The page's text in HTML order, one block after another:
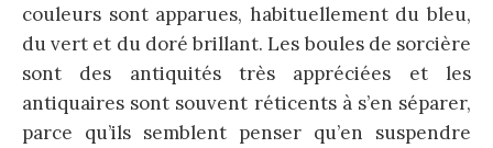
couleurs sont apparues, habituellement du bleu,
du vert et du doré brillant. Les boules de sorcière
sont des antiquités très appréciées et les
antiquaires sont souvent réticents à s’en séparer,
parce qu’ils semblent penser qu’en suspendre